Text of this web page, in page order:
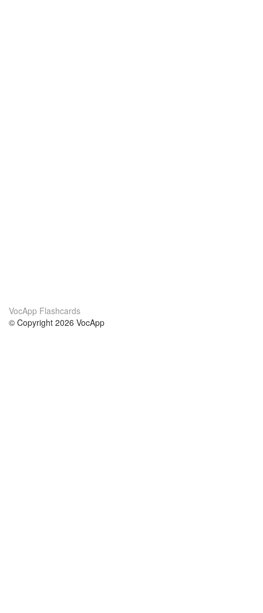
VocApp Flashcards
© Copyright 2026 VocApp